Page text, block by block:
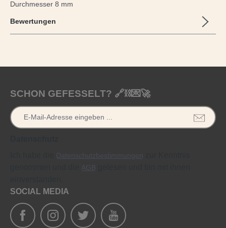
Durchmesser 8 mm
Bewertungen
SCHON GEFESSELT? 🔗⛓️💌🚀
Datenschutzbestimmungen
AGB
SOCIAL MEDIA